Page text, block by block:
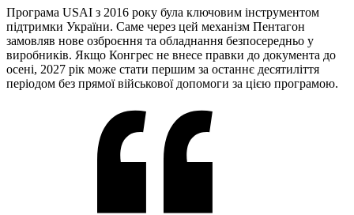
Програма USAI з 2016 року була ключовим інструментом
підтримки України. Саме через цей механізм Пентагон
замовляв нове озброєння та обладнання безпосередньо у
виробників. Якщо Конгрес не внесе правки до документа до
осені, 2027 рік може стати першим за останнє десятиліття
періодом без прямої військової допомоги за цією програмою.